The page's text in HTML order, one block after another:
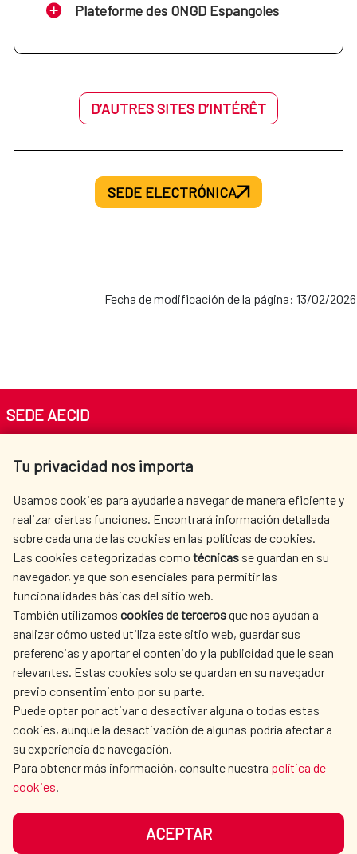
Plateforme des ONGD Espangoles
D’AUTRES SITES D’INTÉRÊT
SEDE ELECTRÓNICA
Fecha de modificación de la página: 13/02/2026
Tu privacidad nos importa
Usamos cookies para ayudarle a navegar de manera eficiente y
realizar ciertas funciones. Encontrará información detallada
sobre cada una de las cookies en las políticas de cookies.
Las cookies categorizadas como técnicas se guardan en su
navegador, ya que son esenciales para permitir las
funcionalidades básicas del sitio web.
También utilizamos cookies de tercerosque nos ayudan a
analizar cómo usted utiliza este sitio web, guardar sus
preferencias y aportar el contenido y la publicidad que le sean
relevantes. Estas cookies solo se guardan en su navegador
previo consentimiento por su parte.
Puede optar por activar o desactivar alguna o todas estas
cookies, aunque la desactivación de algunas podría afectar a
su experiencia de navegación.
Para obtener más información, consulte nuestra política de
cookies.
ACEPTAR
SEDE AECID
Tel. +34 900 20 30 54​​​​​​​
AECID
OÙ NOUS COOPÉRONS
L'ACTION HUMANITAIRE
ESPAGNOLE
SALLE DE PRESSE
CULTURE ET SCIENCE BIBLIOTHÈQUE
NOS RÉSEAUX SOCIAUX
PROTECTION DES DONNÉES